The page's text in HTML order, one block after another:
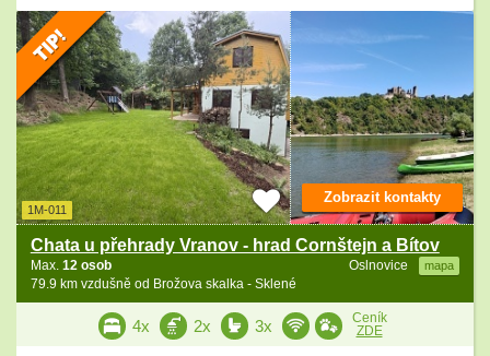
1M-011
Chata u přehrady Vranov - hrad Cornštejn a Bítov
Oslnovice mapa
Max. 12 osob
79.9 km vzdušně od Brožova skalka - Sklené
Zobrazit kontakty
4x 2x 3x
Ceník
ZDE